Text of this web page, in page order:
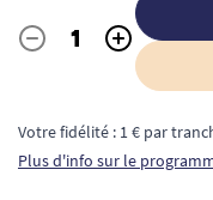
Quantité
- +
Votre fidélité : 1 € par
Plus d'info sur le